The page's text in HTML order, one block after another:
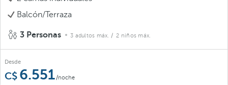
Balcón/Terraza
3 Personas 3 adultos máx. / 2 niños máx.
Desde
6.551/noche